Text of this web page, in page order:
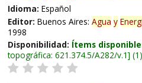
Idioma: Español
Editor: Buenos Aires: Agua y
1998
Disponibilidad: Ítems
topográfica: 621.374.5/A282/v.1